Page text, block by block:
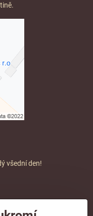
všední den!